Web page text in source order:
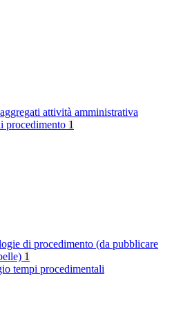
attività amministrativa
procedimento 1
di procedimento (da pubblicare
1
tempi procedimentali